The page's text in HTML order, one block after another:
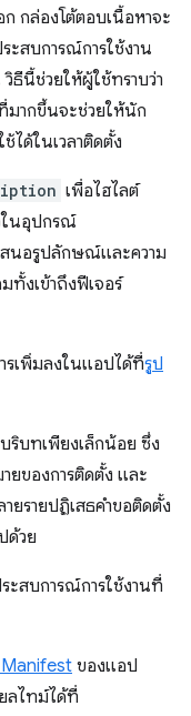
กล่องโต้ตอบเนื้อหาจะ
ะสบการณ์การใช้งาน
ธีนี้ช่วยให้ผู้ใช้ทราบว่า
ากขึ้นจะช่วยให้นัก
ได้ในเวลาติดตั้ง
เพื่อไฮไลต์
ในอุปกรณ์
นอรูปลักษณ์และความ
งเข้าถึงฟีเจอร์
รเพิ่มลงในแอปได้ที่รูป
ริบทเพียงเล็กน้อย ซึ่ง
ยของการติดตั้ง และ
ยรายปฏิเสธคำขอติดตั้ง
ด้วย
สบการณ์การใช้งานที่
ของแอป
ลไทม์ได้ที่